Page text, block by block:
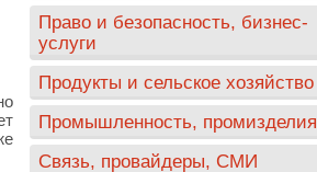
Право и безопасность, бизнес-
услуги
Продукты и сельское хозяйство
Промышленность, промизделия
Связь, провайдеры, СМИ